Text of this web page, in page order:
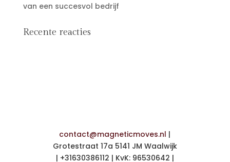
van een succesvol bedrijf
Recente reacties
contact@magneticmoves.nl |
Grotestraat 17a 5141 JM Waalwijk
| +31630386112 | KvK: 96530642 |